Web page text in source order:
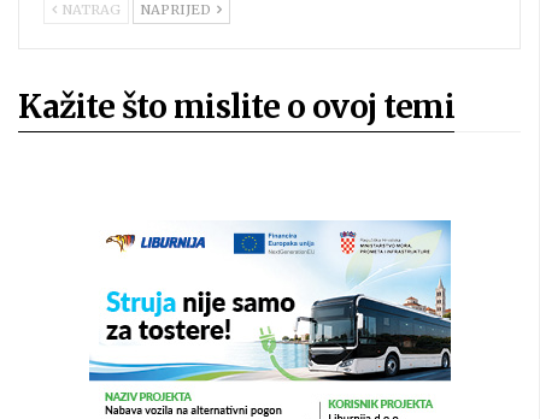
NATRAG NAPRIJED
Kažite što mislite o ovoj temi